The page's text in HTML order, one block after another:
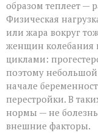
образом теплеет —
Физическая
или жара вокруг
женщин колебания
циклами:
поэтому
начале
перестройки. В
нормы — не
внешние факторы.